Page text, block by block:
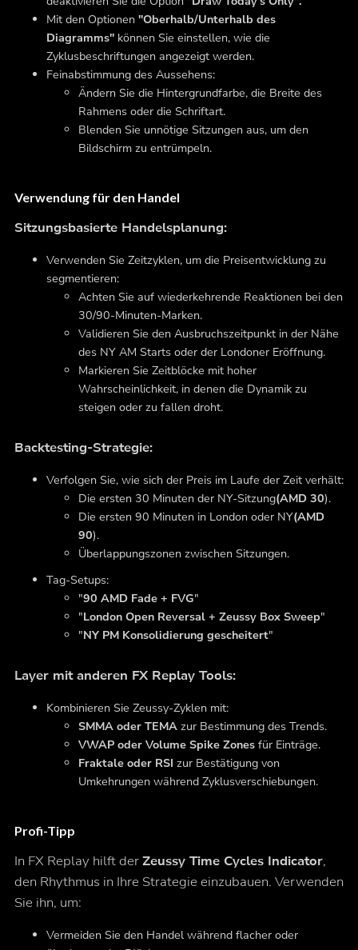
Mit den Optionen "Oberhalb/Unterhalb des
Diagramms"können Sie einstellen, wie die
Zyklusbeschriftungen angezeigt werden.
Feinabstimmung des Aussehens:
Ändern Sie die Hintergrundfarbe, die Breite des
Rahmens oder die Schriftart.
Blenden Sie unnötige Sitzungen aus, um den
Bildschirm zu entrümpeln.
Verwendung für den Handel
Sitzungsbasierte Handelsplanung:
Verwenden Sie Zeitzyklen, um die Preisentwicklung zu
segmentieren:
Achten Sie auf wiederkehrende Reaktionen bei den
30/90-Minuten-Marken.
Validieren Sie den Ausbruchszeitpunkt in der Nähe
des NY AM Starts oder der Londoner Eröffnung.
Markieren Sie Zeitblöcke mit hoher
Wahrscheinlichkeit, in denen die Dynamik zu
steigen oder zu fallen droht.
Backtesting-Strategie:
Verfolgen Sie, wie sich der Preis im Laufe der Zeit verhält:
Die ersten 30 Minuten der NY-Sitzung(AMD 30).
Die ersten 90 Minuten in London oder NY(AMD
90).
Überlappungszonen zwischen Sitzungen.
Tag-Setups:
"90 AMD Fade + FVG"
"London Open Reversal + Zeussy Box Sweep"
"NY PM Konsolidierung gescheitert"
Layer mit anderen FX Replay Tools:
Kombinieren Sie Zeussy-Zyklen mit:
SMMA oder TEMAzur Bestimmung des Trends.
VWAP oder Volume Spike Zonesfür Einträge.
Fraktale oder RSI zur Bestätigung von
Umkehrungen während Zyklusverschiebungen.
Profi-Tipp
In FX Replay hilft derZeussy Time Cycles Indicator,
den Rhythmus in Ihre Strategie einzubauen. Verwenden
Sie ihn, um:
Vermeiden Sie den Handel während flacher oder